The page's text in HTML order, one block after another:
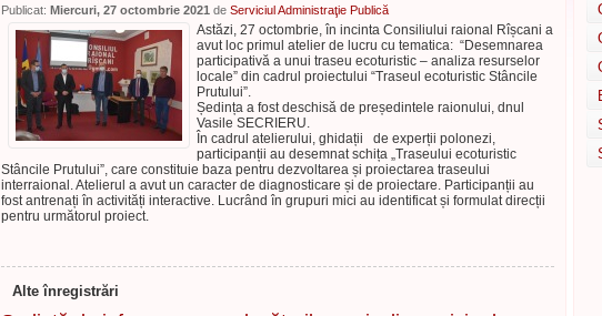
Publicat: Miercuri, 27 octombrie 2021 de Serviciul Administraţie Publică
Astăzi, 27 octombrie, în incinta Consiliului raional Rîșcani a
avut loc primul atelier de lucru cu tematica: “Desemnarea
participativă a unui traseu ecoturistic – analiza resurselor
locale” din cadrul proiectului “Traseul ecoturistic Stâncile
Prutului”.
Ședința a fost deschisă de președintele raionului, dnul
Vasile SECRIERU.
În cadrul atelierului, ghidații de experții polonezi,
participanții au desemnat schița „Traseului ecoturistic
Stâncile Prutului”, care constituie baza pentru dezvoltarea și proiectarea traseului
interraional. Atelierul a avut un caracter de diagnosticare și de proiectare. Participanții au
fost antrenați în activități interactive. Lucrând în grupuri mici au identificat și formulat direcții
pentru următorul proiect.
Alte înregistrări